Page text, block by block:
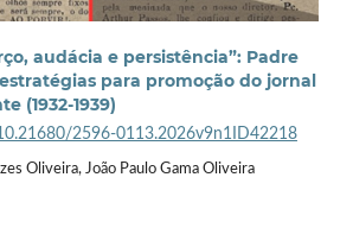
audácia e persistência”: Padre
para promoção do jornal
(1932-1939)
2596-0113.2026v9n1ID42218
Oliveira, João Paulo Gama Oliveira